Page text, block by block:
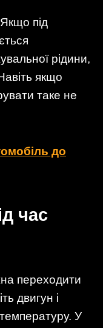
під
рідини,
якщо
таке не
до
час
переходити
двигун і
У